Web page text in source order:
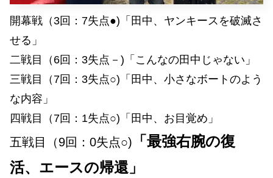
開幕戦（3回：7失点●)「田中、ヤンキースを破滅さ
せる」
二戦目（6回：3失点－)「こんなの田中じゃない」
三戦目（7回：3失点○)「田中、小さなボートのよう
な内容」
四戦目（7回：1失点○)「田中、お目覚め」
五戦目（9回：0失点○)
「最強右腕の復
活、エースの帰還」